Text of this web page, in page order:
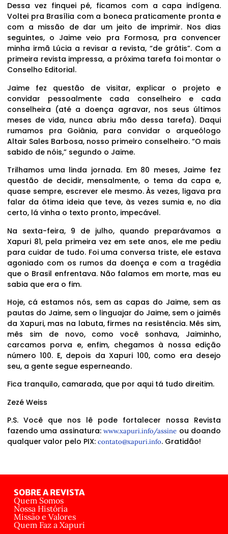
Dessa vez finquei pé, ficamos com a capa indígena.
Voltei pra Brasília com a boneca praticamente pronta e
com a missão de dar um jeito de imprimir. Nos dias
seguintes, o Jaime veio pra Formosa, pra convencer
minha irmã Lúcia a revisar a revista, “de grátis”. Com a
primeira revista impressa, a próxima tarefa foi montar o
Conselho Editorial.
Jaime fez questão de visitar, explicar o projeto e
convidar pessoalmente cada conselheiro e cada
conselheira (até a doença agravar, nos seus últimos
meses de vida, nunca abriu mão dessa tarefa). Daqui
rumamos pra Goiânia, para convidar o arqueólogo
Altair Sales Barbosa, nosso primeiro conselheiro. “O mais
sabido de nóis,” segundo o Jaime.
Trilhamos uma linda jornada. Em 80 meses, Jaime fez
questão de decidir, mensalmente, o tema da capa e,
quase sempre, escrever ele mesmo. Às vezes, ligava pra
falar da ótima ideia que teve, às vezes sumia e, no dia
certo, lá vinha o texto pronto, impecável.
Na sexta-feira, 9 de julho, quando preparávamos a
Xapuri 81, pela primeira vez em sete anos, ele me pediu
para cuidar de tudo. Foi uma conversa triste, ele estava
agoniado com os rumos da doença e com a tragédia
que o Brasil enfrentava. Não falamos em morte, mas eu
sabia que era o fim.
Hoje, cá estamos nós, sem as capas do Jaime, sem as
pautas do Jaime, sem o linguajar do Jaime, sem o jaimês
da Xapuri, mas na labuta, firmes na resistência. Mês sim,
mês sim de novo, como você sonhava, Jaiminho,
carcamos porva e, enfim, chegamos à nossa edição
número 100. E, depois da Xapuri 100, como era desejo
seu, a gente segue esperneando.
Fica tranquilo, camarada, que por aqui tá tudo direitim.
Zezé Weiss
P.S. Você que nos lê pode fortalecer nossa Revista
fazendo uma assinatura:www.xapuri.info/assine ou doando
qualquer valor pelo PIX: contato@xapuri.info. Gratidão!
SOBRE A REVISTA
Quem Somos
Nossa História
Missão e Valores
Quem Faz a Xapuri